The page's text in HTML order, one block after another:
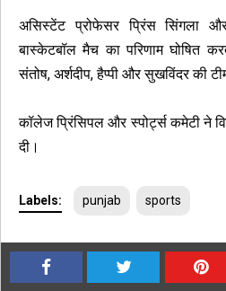
असिस्टेंट प्रोफेसर प्रिंस
बास्केटबॉल मैच का परिणाम घोषित
संतोष, अर्शदीप, हैप्पी और सुखविंदर की
कॉलेज प्रिंसिपल और स्पोर्ट्स कमेटी ने
दी।
Labels: punjab sports